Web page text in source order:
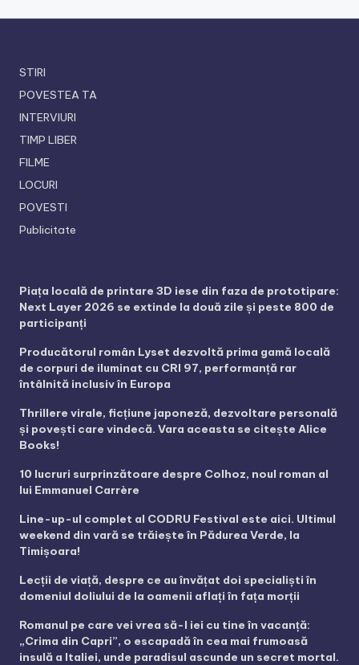
STIRI
POVESTEA TA
INTERVIURI
TIMP LIBER
FILME
LOCURI
POVESTI
Publicitate
Piața locală de printare 3D iese din faza de prototipare:
Next Layer 2026 se extinde la două zile și peste 800 de
participanți
Producătorul român Lyset dezvoltă prima gamă locală
de corpuri de iluminat cu CRI 97, performanță rar
întâlnită inclusiv în Europa
Thrillere virale, ficțiune japoneză, dezvoltare personală
și povești care vindecă. Vara aceasta se citește Alice
Books!
10 lucruri surprinzătoare despre Colhoz, noul roman al
lui Emmanuel Carrère
Line-up-ul complet al CODRU Festival este aici. Ultimul
weekend din vară se trăiește în Pădurea Verde, la
Timișoara!
Lecții de viață, despre ce au învățat doi specialiști în
domeniul doliului de la oamenii aflați în fața morții
Romanul pe care vei vrea să-l iei cu tine în vacanță:
„Crima din Capri”, o escapadă în cea mai frumoasă
insulă a Italiei, unde paradisul ascunde un secret mortal.